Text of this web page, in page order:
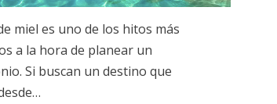
miel es uno de los hitos más
a la hora de planear un
Si buscan un destino que